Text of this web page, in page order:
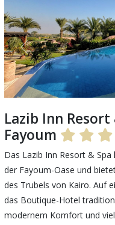
Previous
Lazib Inn Resort
Fayoum
Das Lazib Inn Resort &
der Fayoum-Oase und
des Trubels von Kairo. Auf
das Boutique-Hotel
modernem Komfort und